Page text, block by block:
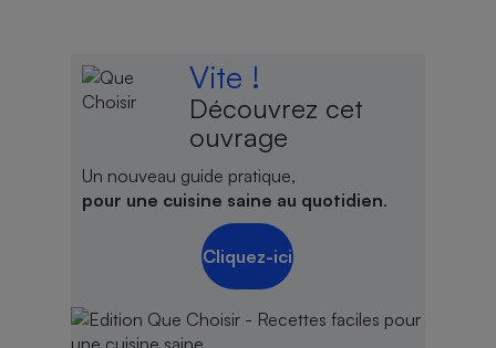
Vite !
Découvrez cet
ouvrage
Un nouveau guide pratique,
pour une cuisine saine au quotidien.
Cliquez-ici